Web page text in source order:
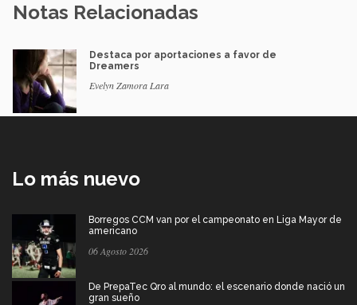
Notas Relacionadas
Destaca por aportaciones a favor de
Dreamers
Evelyn Zamora Lara
Lo más nuevo
Borregos CCM van por el campeonato en Liga Mayor de
americano
06 Agosto 2026
De PrepaTec Qro al mundo: el escenario donde nació un
gran sueño